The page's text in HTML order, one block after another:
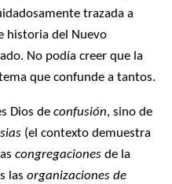
trazada a
historia del Nuevo
No podía creer que la
que confunde a tantos.
Dios deconfusión, sino de
(el contexto demuestra
congregaciones de la
lasorganizaciones de